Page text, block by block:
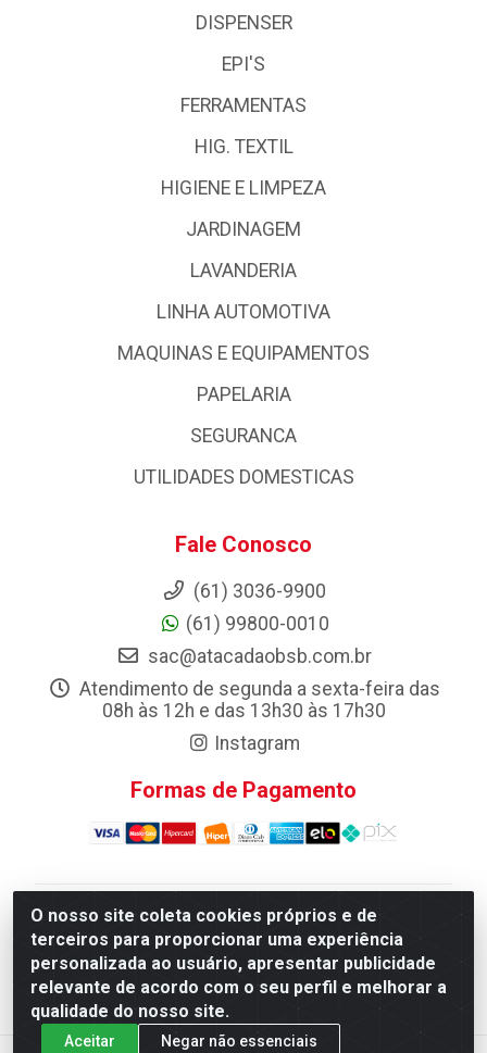
O nosso site coleta cookies próprios e de
terceiros para proporcionar uma experiência
personalizada ao usuário, apresentar publicidade
relevante de acordo com o seu perfil e melhorar a
qualidade do nosso site.
Aceitar Negar não essenciais
DISPENSER
EPI'S
FERRAMENTAS
HIG. TEXTIL
HIGIENE E LIMPEZA
JARDINAGEM
LAVANDERIA
LINHA AUTOMOTIVA
MAQUINAS E EQUIPAMENTOS
PAPELARIA
SEGURANCA
UTILIDADES DOMESTICAS
Fale Conosco
(61) 3036-9900
(61) 99800-0010
sac@atacadaobsb.com.br
Atendimento de segunda a sexta-feira das
08h às 12h e das 13h30 às 17h30
Instagram
Formas de Pagamento
Atacadao da Limpeza F. Pereira Queiroz Comercio e
Distribuicao LTDA - Quadra Qi 10 Lotes 39 e, 41 - Setor
Industrial (Taguatinga), Brasília/DF - CEP 72.135-100 -
CNPJ 13.184.675/0001-80